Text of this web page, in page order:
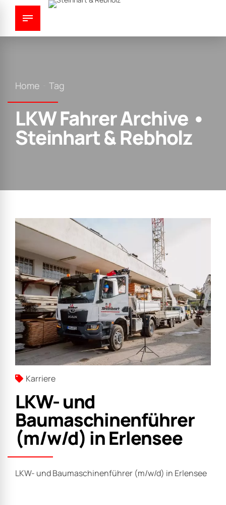
Home Tag
LKW Fahrer Archive •
Steinhart & Rebholz
Karriere
LKW- und
Baumaschinenführer
(m/w/d) in Erlensee
LKW- und Baumaschinenführer (m/w/d) in Erlensee